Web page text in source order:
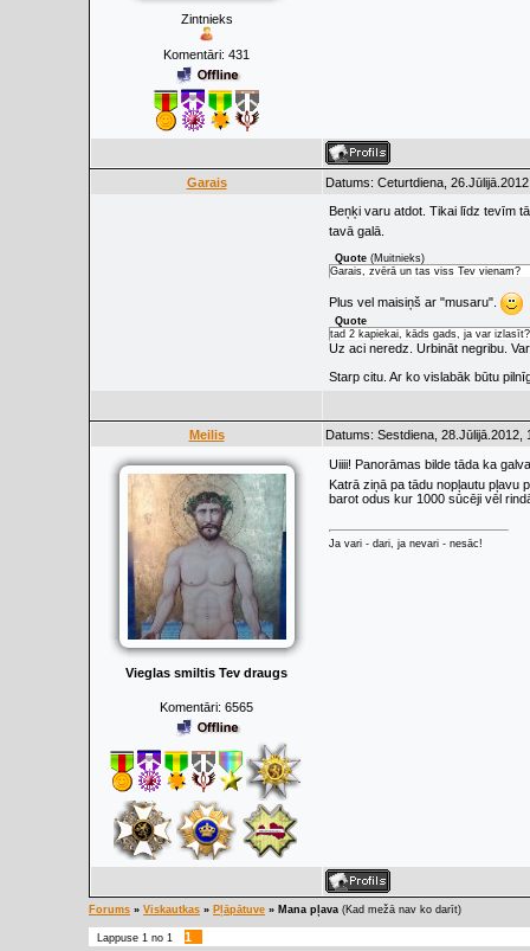
Zintnieks
Komentāri: 431
Garais Datums: Ceturtdiena,
Beņķi varu atdot. Tikai līdz tevīm
tavā galā.
Quote (Muitnieks)
Garais, zvērā un tas viss Tev vienam?
Plus vel maisiņš ar "musaru".
Quote
tad 2 kapiekai, kāds gads, ja var izlasīt?
Uz aci neredz. Urbināt negribu.
Starp citu. Ar ko vislabāk būtu
Meilis Datums: Sestdiena, 28.Jūlijā.2012,
Vieglas smiltis Tev draugs
Komentāri: 6565
Uiiii! Panorāmas bilde tāda ka
Katrā ziņā pa tādu nopļautu pļavu
barot odus kur 1000 sūcēji vēl
Ja vari - dari, ja nevari - nesāc!
Forums » Viskautkas » Pļāpātuve » Mana pļava (Kad mežā nav ko darīt)
Lappuse 1 no 1 1